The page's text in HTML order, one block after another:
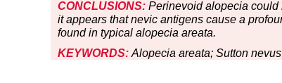
CONCLUSIONS: Perinevoid alopecia could
it appears that nevic antigens cause a
found in typical alopecia areata.
KEYWORDS: Alopecia areata; Sutton